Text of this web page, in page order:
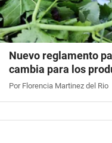
Nuevo reglamento
cambia para los
Por Florencia Martinez del Rio